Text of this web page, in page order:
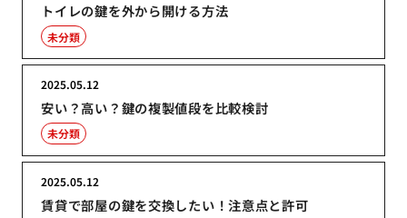
トイレの鍵を外から開ける方法
未分類
安い？高い？鍵の複製値段を比較検討
2025.05.12
未分類
賃貸で部屋の鍵を交換したい！注意点と許可
2025.05.12